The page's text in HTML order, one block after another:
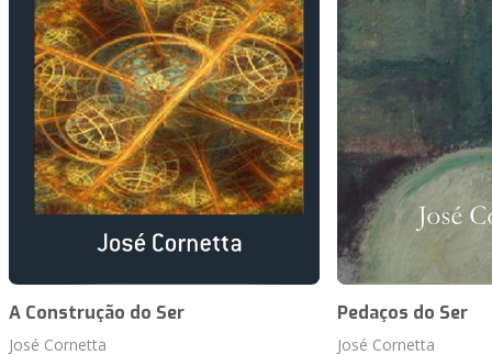
A Construção do Ser
José Cornetta
Pedaços do Ser
José Cornetta